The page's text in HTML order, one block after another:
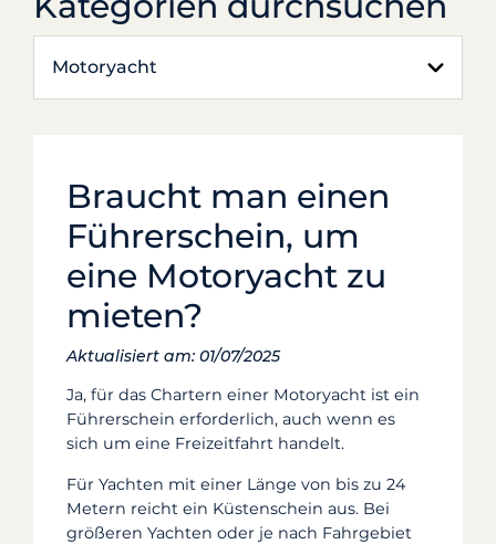
Motoryacht
Braucht man einen
Führerschein, um
eine Motoryacht zu
mieten?
Aktualisiert am: 01/07/2025
Ja, für das Chartern einer Motoryacht ist ein
Führerschein erforderlich, auch wenn es
sich um eine Freizeitfahrt handelt.
Für Yachten mit einer Länge von bis zu 24
Metern reicht ein Küstenschein aus. Bei
größeren Yachten oder je nach Fahrgebiet